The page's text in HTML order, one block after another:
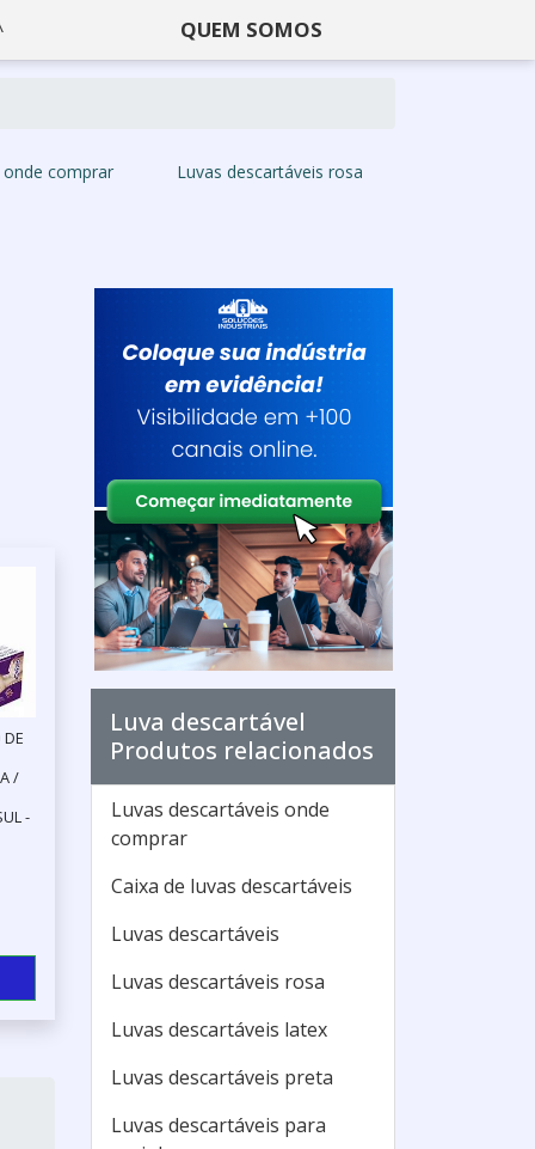
QUEM SOMOS
onde comprar Luvas descartáveis rosa
/
-
Luva descartável
Produtos relacionados
Luvas descartáveis onde
comprar
Caixa de luvas descartáveis
Luvas descartáveis
Luvas descartáveis rosa
Luvas descartáveis latex
Luvas descartáveis preta
Luvas descartáveis para